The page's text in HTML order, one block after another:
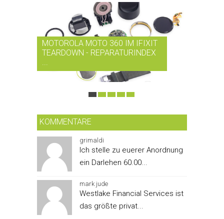
MOTOROLA MOTO 360 IM IFIXIT
TEARDOWN - REPARATURINDEX
KOMMENTARE
grimaldi
Ich stelle zu euerer Anordnung
ein Darlehen 60.00...
mark jude
Westlake Financial Services ist
das größte privat...